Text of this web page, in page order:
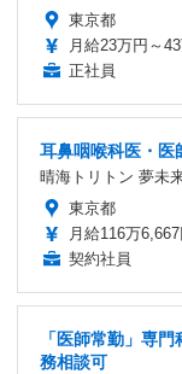
東京都
月給23万円～
正社員
耳鼻咽喉科医・医
晴海トリトン 夢未
東京都
月給116万6,667
契約社員
「医師常勤」専
務相談可